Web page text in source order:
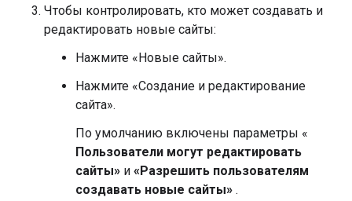
Чтобы контролировать, кто может создавать и
редактировать новые сайты:
Нажмите «Новые сайты».
Нажмите «Создание и редактирование
сайта».
По умолчанию включены параметры «
Пользователи могут редактировать
сайты» и «Разрешить пользователям
создавать новые сайты» .